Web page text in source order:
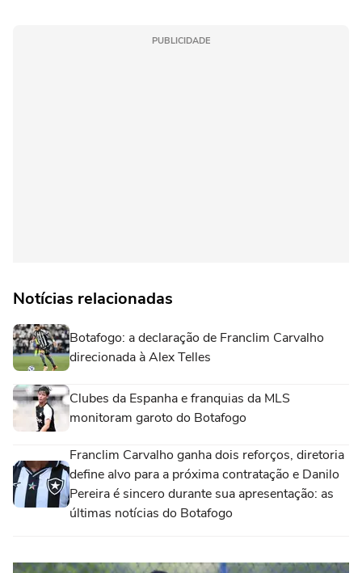
PUBLICIDADE
Notícias relacionadas
Botafogo: a declaração de Franclim Carvalho
direcionada à Alex Telles
Clubes da Espanha e franquias da MLS
monitoram garoto do Botafogo
Franclim Carvalho ganha dois reforços, diretoria
define alvo para a próxima contratação e Danilo
Pereira é sincero durante sua apresentação: as
últimas notícias do Botafogo